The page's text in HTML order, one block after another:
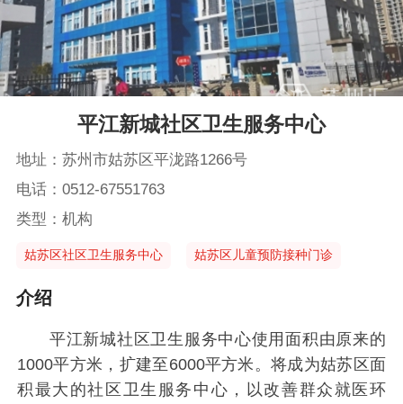
平江新城社区卫生服务中心
地址：苏州市姑苏区平泷路1266号
电话：0512-67551763
类型：机构
姑苏区社区卫生服务中心 姑苏区儿童预防接种门诊
介绍
平江新城社区卫生服务中心使用面积由原来的
1000平方米，扩建至6000平方米。将成为姑苏区面
积最大的社区卫生服务中心，以改善群众就医环